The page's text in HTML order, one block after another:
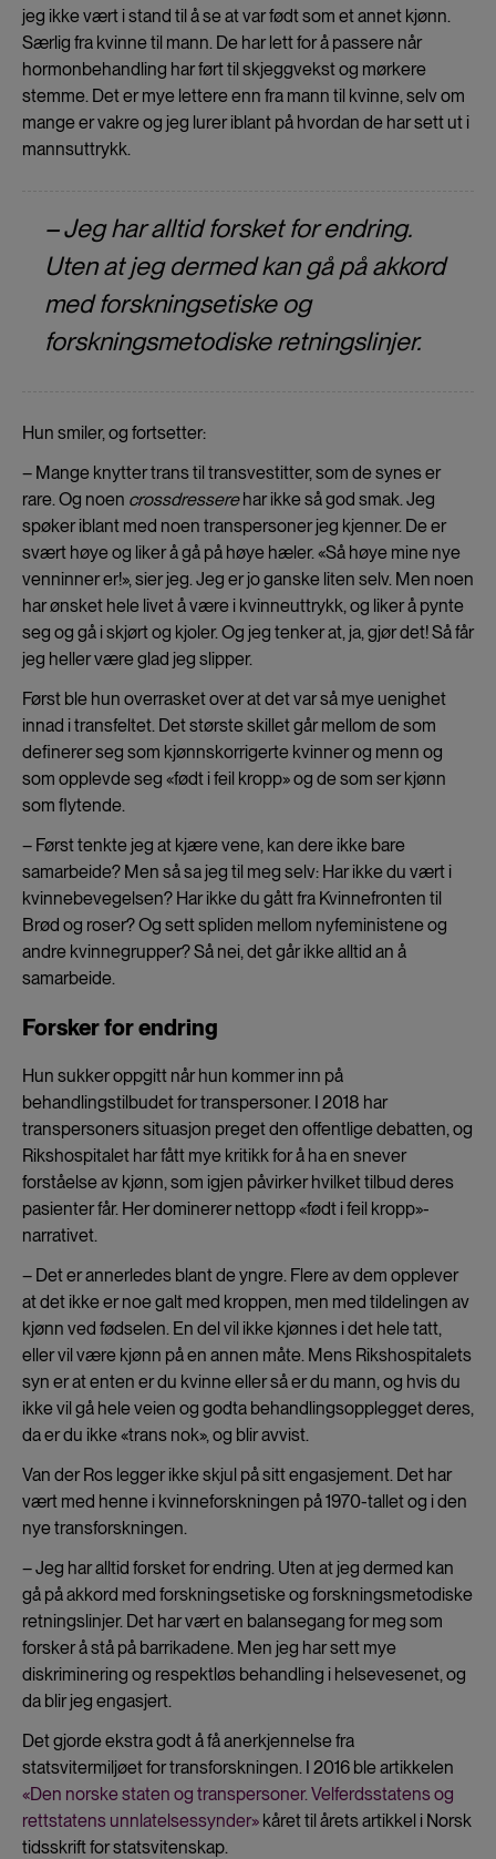
jeg ikke vært i stand til å se at var født som et annet kjønn.
Særlig fra kvinne til mann. De har lett for å passere når
hormonbehandling har ført til skjeggvekst og mørkere
stemme. Det er mye lettere enn fra mann til kvinne, selv om
mange er vakre og jeg lurer iblant på hvordan de har sett ut i
mannsuttrykk.
– Jeg har alltid forsket for endring.
Uten at jeg dermed kan gå på akkord
med forskningsetiske og
forskningsmetodiske retningslinjer.
Hun smiler, og fortsetter:
– Mange knytter trans til transvestitter, som de synes er
rare. Og noen crossdresserehar ikke så god smak. Jeg
spøker iblant med noen transpersoner jeg kjenner. De er
svært høye og liker å gå på høye hæler. «Så høye mine nye
venninner er!», sier jeg. Jeg er jo ganske liten selv. Men noen
har ønsket hele livet å være i kvinneuttrykk, og liker å pynte
seg og gå i skjørt og kjoler. Og jeg tenker at, ja, gjør det! Så får
jeg heller være glad jeg slipper.
Først ble hun overrasket over at det var så mye uenighet
innad i transfeltet. Det største skillet går mellom de som
definerer seg som kjønnskorrigerte kvinner og menn og
som opplevde seg «født i feil kropp» og de som ser kjønn
som flytende.
– Først tenkte jeg at kjære vene, kan dere ikke bare
samarbeide? Men så sa jeg til meg selv: Har ikke du vært i
kvinnebevegelsen? Har ikke du gått fra Kvinnefronten til
Brød og roser? Og sett spliden mellom nyfeministene og
andre kvinnegrupper? Så nei, det går ikke alltid an å
samarbeide.
Forsker for endring
Hun sukker oppgitt når hun kommer inn på
behandlingstilbudet for transpersoner. I 2018 har
transpersoners situasjon preget den offentlige debatten, og
Rikshospitalet har fått mye kritikk for å ha en snever
forståelse av kjønn, som igjen påvirker hvilket tilbud deres
pasienter får. Her dominerer nettopp «født i feil kropp»-
narrativet.
– Det er annerledes blant de yngre. Flere av dem opplever
at det ikke er noe galt med kroppen, men med tildelingen av
kjønn ved fødselen. En del vil ikke kjønnes i det hele tatt,
eller vil være kjønn på en annen måte. Mens Rikshospitalets
syn er at enten er du kvinne eller så er du mann, og hvis du
ikke vil gå hele veien og godta behandlingsopplegget deres,
da er du ikke «trans nok», og blir avvist.
Van der Ros legger ikke skjul på sitt engasjement. Det har
vært med henne i kvinneforskningen på 1970-tallet og i den
nye transforskningen.
– Jeg har alltid forsket for endring. Uten at jeg dermed kan
gå på akkord med forskningsetiske og forskningsmetodiske
retningslinjer. Det har vært en balansegang for meg som
forsker å stå på barrikadene. Men jeg har sett mye
diskriminering og respektløs behandling i helsevesenet, og
da blir jeg engasjert.
Det gjorde ekstra godt å få anerkjennelse fra
statsvitermiljøet for transforskningen. I 2016 ble artikkelen
«Den norske staten og transpersoner. Velferdsstatens og
rettstatens unnlatelsessynder» kåret til årets artikkel i Norsk
tidsskrift for statsvitenskap.